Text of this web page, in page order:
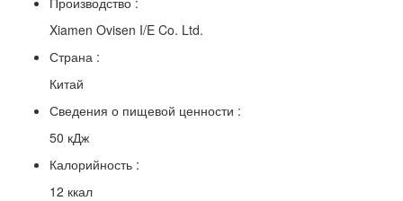
Xiamen Ovisen I/E Co. Ltd.
Страна :
Китай
Сведения о пищевой ценности :
50 кДж
Калорийность :
12 ккал